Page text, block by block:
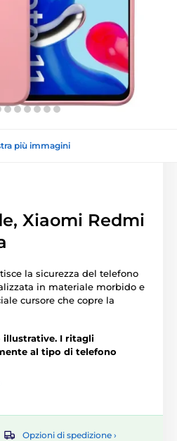
più immagini
Xiaomi Redmi
la sicurezza del telefono
in materiale morbido e
cursore che copre la
illustrative. I ritagli
al tipo di telefono
Opzioni di spedizione ›